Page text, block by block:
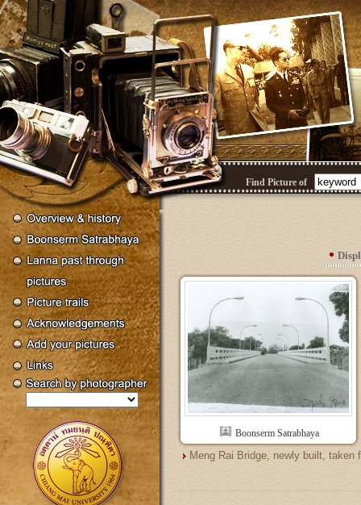
Find Picture of
Boonserm Satrabhaya
Meng Rai Bridge, newly built, taken